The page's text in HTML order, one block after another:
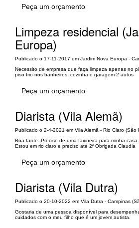
Peça um orçamento
Limpeza residencial
Europa)
Publicado o 17-11-2017 em Jardim Nova Europa -
Necessito de empresa que faça limpeza apenas no
piso frio nos banheiros, cozinha e garagem 2 autos
Peça um orçamento
Diarista (Vila Alemã)
Publicado o 2-4-2021 em Vila Alemã - Rio Claro (São
Boa tarde. Preciso de uma faxineira para minha
Estou em rio claro e preciso até 2f Obrigada Claudia
Peça um orçamento
Diarista (Vila Dutra)
Publicado o 20-10-2022 em Vila Dutra - Campinas
Gostaria de uma pessoa disponível para
cuidados com o meu filho que é um jovem autista.